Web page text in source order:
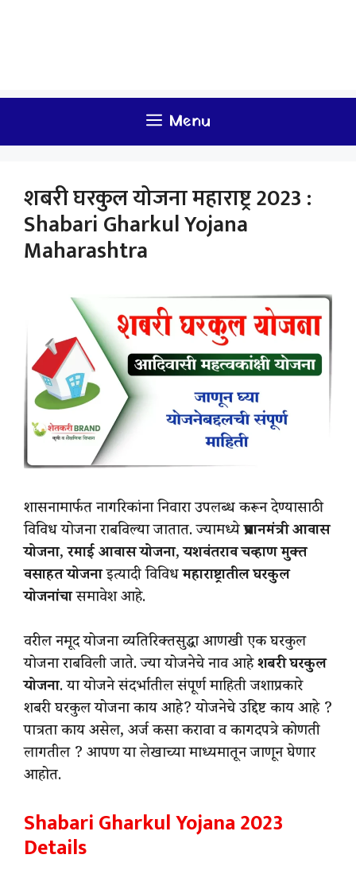
Menu
शबरी घरकुल योजना महाराष्ट्र 2023 :
Shabari Gharkul Yojana
Maharashtra
शासनामार्फत नागरिकांना निवारा उपलब्ध करून देण्यासाठी
विविध योजना राबविल्या जातात. ज्यामध्येप्रधानमंत्री आवास
योजना,रमाई आवास योजना,यशवंतराव चव्हाण मुक्त
वसाहत योजनाइत्यादी विविधमहाराष्ट्रातील घरकुल
योजनांचासमावेश आहे.
वरील नमूद योजना व्यतिरिक्तसुद्धा आणखी एक घरकुल
योजना राबविली जाते. ज्या योजनेचे नाव आहेशबरी घरकुल
योजना. या योजने संदर्भातील संपूर्ण माहिती जशाप्रकारे
शबरी घरकुल योजना काय आहे? योजनेचे उद्दिष्ट काय आहे ?
पात्रता काय असेल, अर्ज कसा करावा व कागदपत्रे कोणती
लागतील ? आपण या लेखाच्या माध्यमातून जाणून घेणार
आहोत.
Shabari Gharkul Yojana 2023
Details